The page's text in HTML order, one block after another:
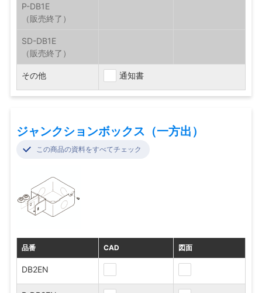
P-DB1E
SD-DB1E
その他 通知書
ジャンクションボックス（一方出）
この商品の資料をすべてチェック
品番 CAD 図面
DB2EN